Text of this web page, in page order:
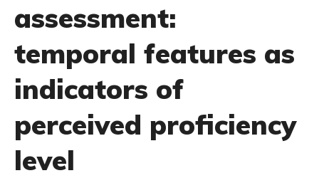
assessment:
temporal features as
indicators of
perceived proficiency
level